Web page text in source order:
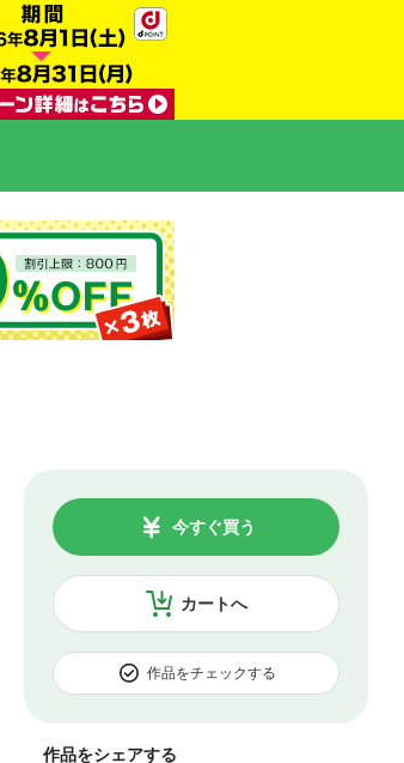
カートへ
今すぐ買う
作品をチェックする
作品をシェアする